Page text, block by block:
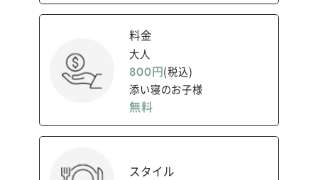
料金
大人
800円(税込)
添い寝のお子様
無料
スタイル